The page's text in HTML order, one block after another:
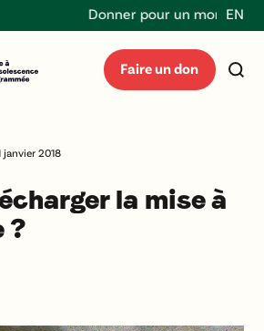
Donner pour un mondeEN
Faire un don
janvier 2018
la mise à
?